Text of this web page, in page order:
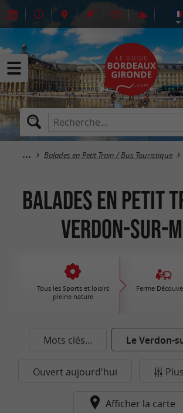
Balades en Petit Train / Bus Touristique
Balades en Petit
Verdon-sur-
Tous les Sports et loisirs
pleine nature
Ferme
Mots clés... Le Verdon-
Ouvert aujourd'hui
Afficher la carte